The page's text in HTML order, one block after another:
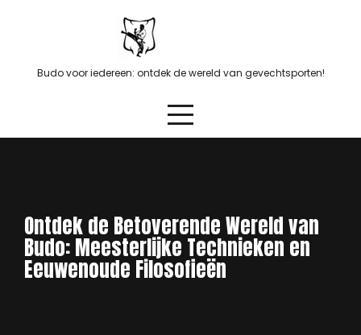
Budo voor iedereen: ontdek de wereld van gevechtsporten!
Ontdek de Betoverende Wereld van
Budo: Meesterlijke Technieken en
Eeuwenoude Filosofieën